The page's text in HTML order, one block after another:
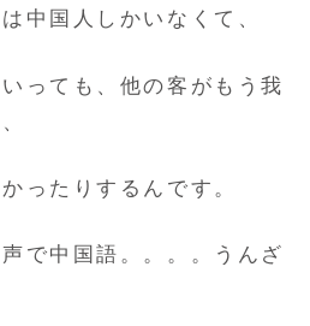
中国人しかいなくて、
っても、他の客がもう我
ったりするんです。
で中国語。。。。うんざ